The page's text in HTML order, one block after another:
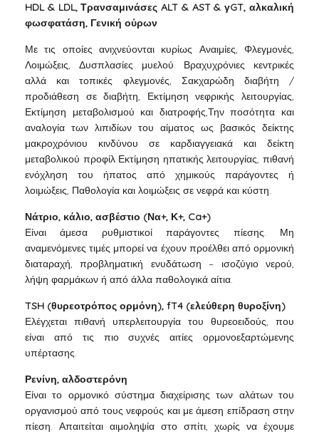
HDL & LDL, Τρανσαμινάσες ALT & AST & γGT, αλκαλική
φωσφατάση, Γενική ούρων
Με τις οποίες ανιχνεύονται κυρίως Αναιμίες, Φλεγμονές,
Λοιμώξεις, Δυσπλασίες μυελού. Βραχυχρόνιες κεντρικές
αλλά και τοπικές φλεγμονές, Σακχαρώδη διαβήτη /
προδιάθεση σε διαβήτη, Εκτίμηση νεφρικής λειτουργίας,
Εκτίμηση μεταβολισμού και διατροφής,Την ποσότητα και
αναλογία των λιπιδίων του αίματος ως βασικός δείκτης
μακροχρόνιου κινδύνου σε καρδιαγγειακά και δείκτη
μεταβολικού προφίλ Εκτίμηση ηπατικής λειτουργίας, πιθανή
ενόχληση του ήπατος από χημικούς παράγοντες ή
λοιμώξεις, Παθολογία και λοιμώξεις σε νεφρά και κύστη.
Νάτριο, κάλιο, ασβέστιο (Να+, Κ+, Ca+)
Είναι άμεσα ρυθμιστικοί παράγοντες πίεσης. Μη
αναμενόμενες τιμές μπορεί να έχουν προέλθει από ορμονική
διαταραχή, προβληματική ενυδάτωση – ισοζύγιο νερού,
λήψη φαρμάκων ή από άλλα παθολογικά αίτια.
TSH (θυρεοτρόπος ορμόνη), fT4 (ελεύθερη θυροξίνη)
Ελέγχεται πιθανή υπερλειτουργία του θυρεοειδούς, που
είναι από τις πιο συχνές αιτίες ορμονοεξαρτώμενης
υπέρτασης.
Ρενίνη, αλδοστερόνη
Είναι το ορμονικό σύστημα διαχείρισης των αλάτων του
οργανισμού από τους νεφρούς και με άμεση επίδραση στην
πίεση. Απαιτείται αιμοληψία στο σπίτι, χωρίς να έχουμε